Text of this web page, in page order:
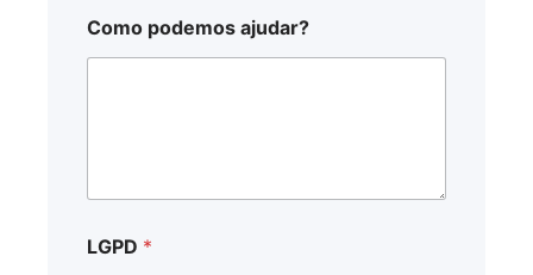
Como podemos ajudar?
LGPD *